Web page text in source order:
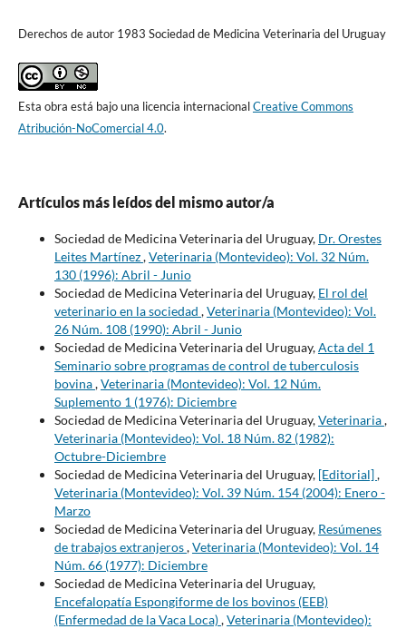
Derechos de autor 1983 Sociedad de Medicina Veterinaria del Uruguay
Esta obra está bajo una licencia internacionalCreative Commons
Atribución-NoComercial 4.0.
Artículos más leídos del mismo autor/a
Sociedad de Medicina Veterinaria del Uruguay, Dr. Orestes
Leites Martínez,Veterinaria (Montevideo): Vol. 32 Núm.
130 (1996): Abril - Junio
Sociedad de Medicina Veterinaria del Uruguay, El rol del
veterinario en la sociedad ,Veterinaria (Montevideo): Vol.
26 Núm. 108 (1990): Abril - Junio
Sociedad de Medicina Veterinaria del Uruguay,Acta del 1
Seminario sobre programas de control de tuberculosis
bovina,Veterinaria (Montevideo): Vol. 12 Núm.
Suplemento 1 (1976): Diciembre
Sociedad de Medicina Veterinaria del Uruguay,Veterinaria,
Veterinaria (Montevideo): Vol. 18 Núm. 82 (1982):
Octubre-Diciembre
Sociedad de Medicina Veterinaria del Uruguay, [Editorial],
Veterinaria (Montevideo): Vol. 39 Núm. 154 (2004): Enero -
Marzo
Sociedad de Medicina Veterinaria del Uruguay, Resúmenes
de trabajos extranjeros,Veterinaria (Montevideo): Vol. 14
Núm. 66 (1977): Diciembre
Sociedad de Medicina Veterinaria del Uruguay,
Encefalopatía Espongiforme de los bovinos (EEB)
(Enfermedad de la Vaca Loca),Veterinaria (Montevideo):